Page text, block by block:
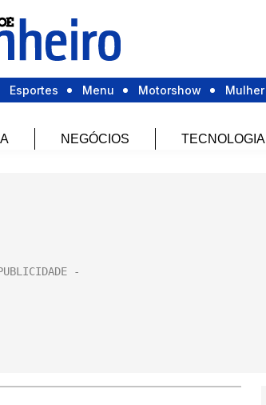
Esportes Menu Motorshow Mulher
NEGÓCIOS TECNOLOGIA